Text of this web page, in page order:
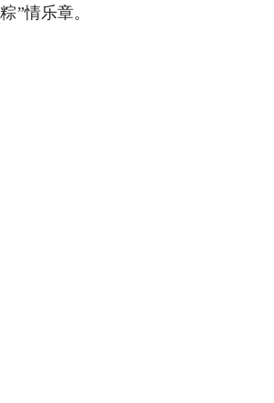
”情乐章。